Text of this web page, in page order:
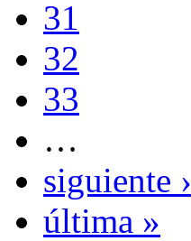
31
32
33
…
siguiente ›
última »